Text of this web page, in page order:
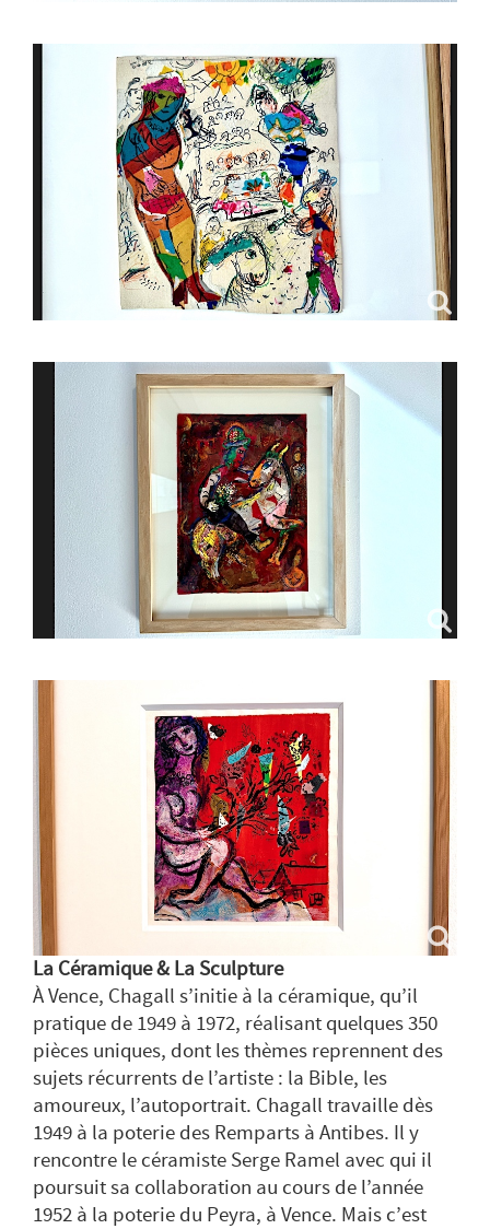
La Céramique & La Sculpture
À Vence, Chagall s’initie à la céramique, qu’il
pratique de 1949 à 1972, réalisant quelques 350
pièces uniques, dont les thèmes reprennent des
sujets récurrents de l’artiste : la Bible, les
amoureux, l’autoportrait. Chagall travaille dès
1949 à la poterie des Remparts à Antibes. Il y
rencontre le céramiste Serge Ramel avec qui il
poursuit sa collaboration au cours de l’année
1952 à la poterie du Peyra, à Vence. Mais c’est